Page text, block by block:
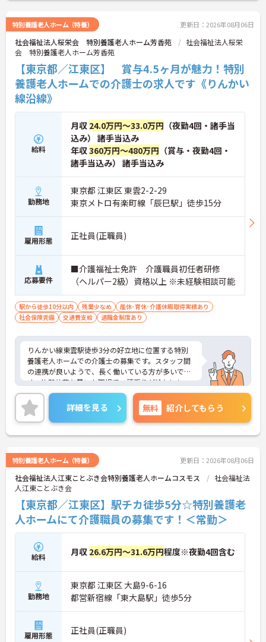
特別養護老人ホーム（特養） 更新日：2026年08月06日
社会福祉法人桜栄会 特別養護老人ホーム芳香苑
社会福祉法人桜栄
会 特別養護老人ホーム芳香苑
【東京都／江東区】 賞与4.5ヶ月が魅力！特別
養護老人ホームでの介護士の求人です《りんかい
線沿線》
給料
月収 24.0万円～33.0万円 （夜勤4回・諸手当
込み） 諸手当込み
年収360万円～480万円 （賞与・夜勤4回・
諸手当込み） 諸手当込み
勤務地
東京都 江東区 東雲2-2-29
東京メトロ有楽町線「辰巳駅」徒歩15分
雇用形態 正社員(正職員)
応募要件
■介護福祉士免許 介護職員初任者研修
（ヘルパー2級）資格以上 ※未経験相談可能
駅から徒歩10分以内 残業少なめ
産休･育休･介護休暇取得実績あり
社会保険完備
交通費支給 退職金制度あり
りんかい線東雲駅徒歩3分の好立地に位置する特別
養護老人ホームでの介護士の募集です。スタッフ間
の連携が良いようで、長く働いている方が多いで
す。比較的落ち着いた職場で、頑張りが給与にしっ
かりと反映され、リフレッシュ休暇なども利用でき
るためライフ・ワーク・バランスも大切にしていた
だける環境です。ご興味のある方は面接対策ポイン
トなどお話を致しますのでお気軽にお問い合わせく
ださい。
詳細を見る 無料 紹介してもらう
特別養護老人ホーム（特養） 更新日：2026年08月06日
社会福祉法人江東ことぶき会特別養護老人ホームコスモス
社会福祉法
人江東ことぶき会
【東京都／江東区】駅チカ徒歩5分☆特別養護老
人ホームにて介護職員の募集です！＜常勤＞
給料 月収 26.6万円～31.6万円程度※夜勤4回含む
勤務地
東京都 江東区 大島9-6-16
都営新宿線「東大島駅」徒歩5分
雇用形態 正社員(正職員)